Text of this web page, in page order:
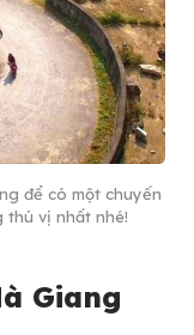
để có một chuyến
thú vị nhất nhé!
Giang